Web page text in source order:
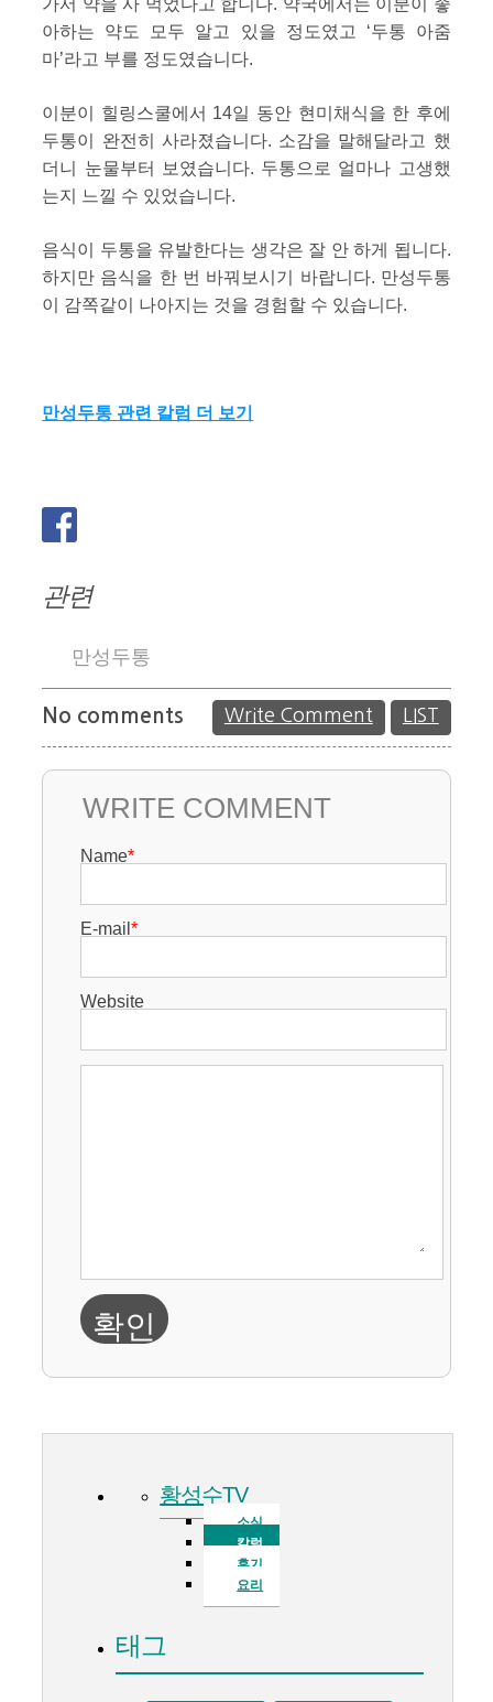
아하는 약도 모두 알고 있을 정도였고 ‘두통 아줌
마’라고 부를 정도였습니다.
이분이 힐링스쿨에서 14일 동안 현미채식을 한 후에
두통이 완전히 사라졌습니다. 소감을 말해달라고 했
더니 눈물부터 보였습니다. 두통으로 얼마나 고생했
는지 느낄 수 있었습니다.
음식이 두통을 유발한다는 생각은 잘 안 하게 됩니다.
하지만 음식을 한 번 바꿔보시기 바랍니다. 만성두통
이 감쪽같이 나아지는 것을 경험할 수 있습니다.
만성두통 관련 칼럼 더 보기
관련
만성두통
No comments Write Comment LIST
WRITE COMMENT
Name*
E-mail*
Website
확인
황성수TV
소식
칼럼
후기
요리
태그